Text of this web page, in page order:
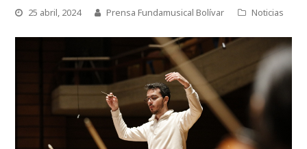
25 abril, 2024 Prensa Fundamusical Bolívar Noticias